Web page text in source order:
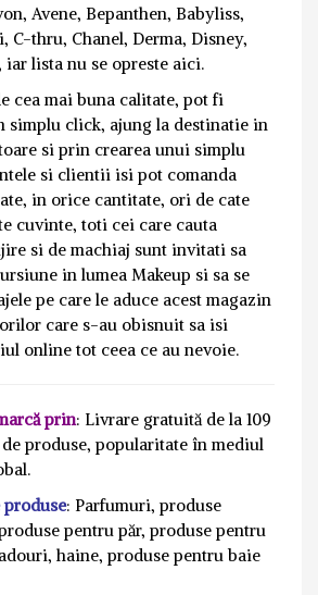
Avene, Bepanthen, Babyliss,
C-thru, Chanel, Derma, Disney,
iar lista nu se opreste aici.
cea mai buna calitate, pot fi
simplu click, ajung la destinatie in
si prin crearea unui simplu
si clientii isi pot comanda
in orice cantitate, ori de cate
cuvinte, toti cei care cauta
si de machiaj sunt invitati sa
in lumea Makeup si sa se
pe care le aduce acest magazin
care s-au obisnuit sa isi
online tot ceea ce au nevoie.
prin: Livrare gratuită de la 109
produse, popularitate în mediul
: Parfumuri, produse
pentru păr, produse pentru
haine, produse pentru baie